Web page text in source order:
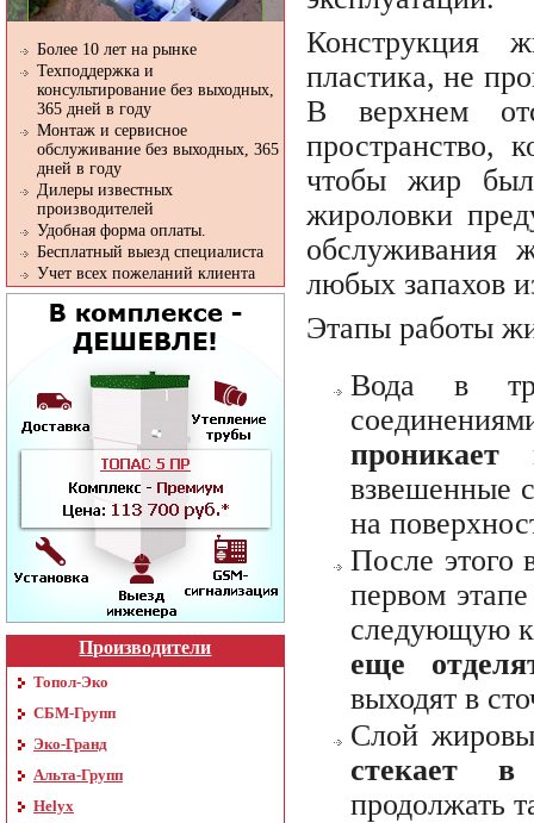
Более 10 лет на рынке
Техподдержка и
консультирование без выходных,
365 дней в году
Монтаж и сервисное
обслуживание без выходных, 365
дней в году
Дилеры известных
производителей
Удобная форма оплаты.
Бесплатный выезд специалиста
Учет всех пожеланий клиента
Производители
Топол-Эко
СБМ-Групп
Эко-Гранд
Альта-Групп
Helyx
Конструкция
пластика, не
В верхнем
пространство,
чтобы жир
жироловки
обслуживания
любых запахов
Этапы работы
Вода в
взвешенные
на
После этого
первом
следующую
еще
выходят в
Слой
стекает в
продолжать